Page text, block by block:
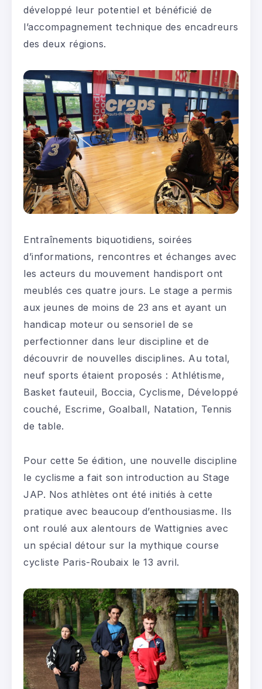
développé leur potentiel et bénéficié de
l’accompagnement technique des encadreurs
des deux régions.
Entraînements biquotidiens, soirées
d’informations, rencontres et échanges avec
les acteurs du mouvement handisport ont
meublés ces quatre jours. Le stage a permis
aux jeunes de moins de 23 ans et ayant un
handicap moteur ou sensoriel de se
perfectionner dans leur discipline et de
découvrir de nouvelles disciplines. Au total,
neuf sports étaient proposés : Athlétisme,
Basket fauteuil, Boccia, Cyclisme, Développé
couché, Escrime, Goalball, Natation, Tennis
de table.
Pour cette 5e édition, une nouvelle discipline
le cyclisme a fait son introduction au Stage
JAP. Nos athlètes ont été initiés à cette
pratique avec beaucoup d’enthousiasme. Ils
ont roulé aux alentours de Wattignies avec
un spécial détour sur la mythique course
cycliste Paris-Roubaix le 13 avril.